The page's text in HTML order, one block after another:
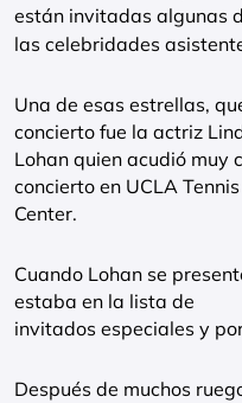
están invitadas algunas
las celebridades
Una de esas estrellas,
concierto fue la actriz
Lohan quien acudió muy
concierto en UCLA Tennis
Center.
Cuando Lohan se
estaba en la lista de
invitados especiales y
Después de muchos